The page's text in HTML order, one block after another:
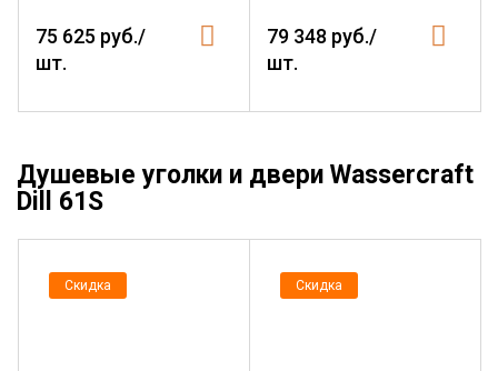
75 625 руб./
шт.
79 348 руб./
шт.
Душевые уголки и двери Wassercraft
Dill 61S
Скидка Скидка